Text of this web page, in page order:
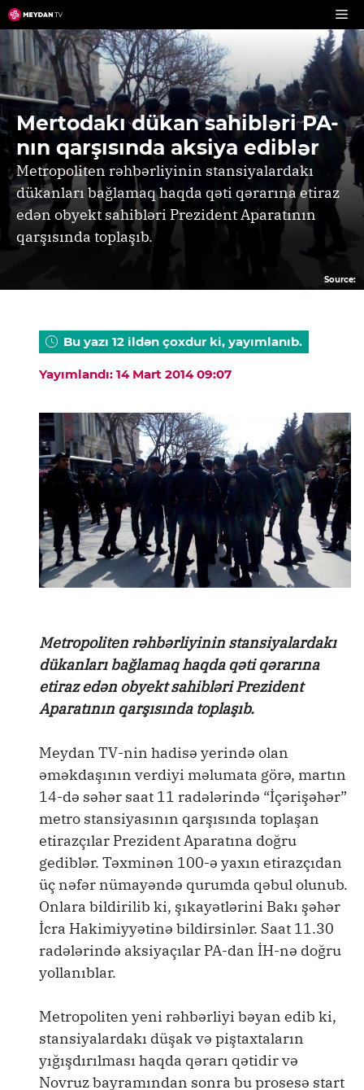
Skip
to
content
Mertodakı dükan sahibləri PA-
nın qarşısında aksiya ediblər
Metropoliten rəhbərliyinin stansiyalardakı
dükanları bağlamaq haqda qəti qərarına etiraz
edən obyekt sahibləri Prezident Aparatının
qarşısında toplaşıb.
Source:
Bu yazı 12 ildən çoxdur ki, yayımlanıb.
Yayımlandı: 14 Mart 2014 09:07
Metropoliten rəhbərliyinin stansiyalardakı
dükanları bağlamaq haqda qəti qərarına
etiraz edən obyekt sahibləri Prezident
Aparatının qarşısında toplaşıb.
Meydan TV-nin hadisə yerində olan
əməkdaşının verdiyi məlumata görə, martın
14-də səhər saat 11 radələrində “İçərişəhər”
metro stansiyasının qarşısında toplaşan
etirazçılar Prezident Aparatına doğru
gediblər. Təxminən 100-ə yaxın etirazçıdan
üç nəfər nümayəndə qurumda qəbul olunub.
Onlara bildirilib ki, şıkayətlərini Bakı şəhər
İcra Hakimiyyətinə bildirsinlər. Saat 11.30
radələrində aksiyaçılar PA-dan İH-nə doğru
yollanıblar.
Metropoliten yeni rəhbərliyi bəyan edib ki,
stansiyalardakı düşak və piştaxtaların
yığışdırılması haqda qərarı qətidir və
Novruz bayramından sonra bu prosesə start